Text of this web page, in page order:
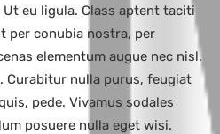
eu ligula. Class aptent taciti
per conubia nostra, per
elementum augue nec nisl.
Curabitur nulla purus, feugiat
pede. Vivamus sodales
posuere nulla eget wisi.